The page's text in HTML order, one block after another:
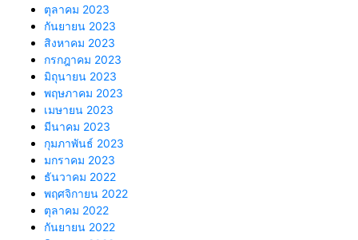
ตุลาคม 2023
กันยายน 2023
สิงหาคม 2023
กรกฎาคม 2023
มิถุนายน 2023
พฤษภาคม 2023
เมษายน 2023
มีนาคม 2023
กุมภาพันธ์ 2023
มกราคม 2023
ธันวาคม 2022
พฤศจิกายน 2022
ตุลาคม 2022
กันยายน 2022